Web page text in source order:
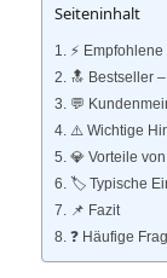
Seiteninhalt
⚡️
🔝 Bestseller
💬
⚠️ Wichtige
💎 Vorteile
🏷️ Typische
📌 Fazit
❓ Häufige